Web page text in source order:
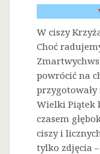
W ciszy
Choć
powrócić na
przygotowały
Wielki Piątek
czasem
ciszy i
tylko zdjęcia